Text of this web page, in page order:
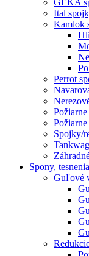
GEKA
Ital
Kamlok
Perrot
Spojky/
Spony,
Guľové